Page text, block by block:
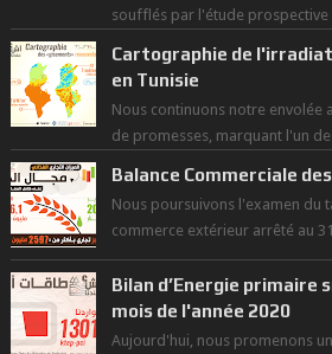
soufflés par l'étude prospective
Cartographie de
en Tunisie
Nous continuons notre envolée
de promesses, marquant l'un
Balance Commerciale
Nous poursuivons l'examen du
commerce extérieur arrêté au
rendant compte de nos
Bilan d’Energie primaire
mois de l'année 2020
Aujourd'hui, nous promenons